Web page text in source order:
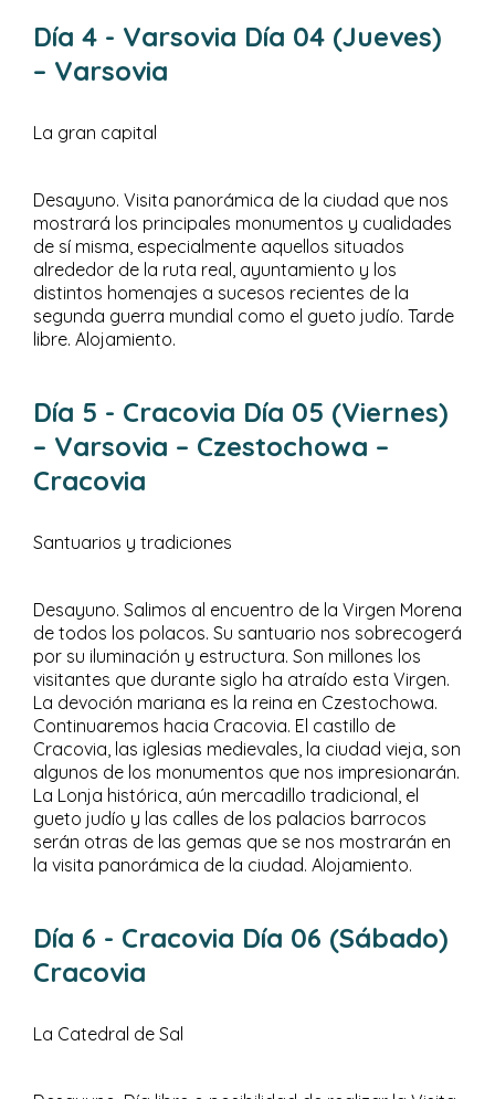
Día 4 - Varsovia Día 04 (Jueves)
– Varsovia
La gran capital
Desayuno. Visita panorámica de la ciudad que nos
mostrará los principales monumentos y cualidades
de sí misma, especialmente aquellos situados
alrededor de la ruta real, ayuntamiento y los
distintos homenajes a sucesos recientes de la
segunda guerra mundial como el gueto judío. Tarde
libre. Alojamiento.
Día 5 - Cracovia Día 05 (Viernes)
– Varsovia – Czestochowa –
Cracovia
Santuarios y tradiciones
Desayuno. Salimos al encuentro de la Virgen Morena
de todos los polacos. Su santuario nos sobrecogerá
por su iluminación y estructura. Son millones los
visitantes que durante siglo ha atraído esta Virgen.
La devoción mariana es la reina en Czestochowa.
Continuaremos hacia Cracovia. El castillo de
Cracovia, las iglesias medievales, la ciudad vieja, son
algunos de los monumentos que nos impresionarán.
La Lonja histórica, aún mercadillo tradicional, el
gueto judío y las calles de los palacios barrocos
serán otras de las gemas que se nos mostrarán en
la visita panorámica de la ciudad. Alojamiento.
Día 6 - Cracovia Día 06 (Sábado)
Cracovia
La Catedral de Sal